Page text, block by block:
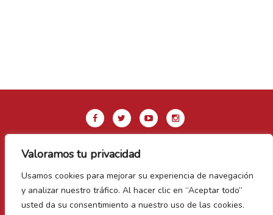
Valoramos tu privacidad
Usamos cookies para mejorar su experiencia de navegación
y analizar nuestro tráfico. Al hacer clic en “Aceptar todo”
usted da su consentimiento a nuestro uso de las cookies.
Aviso legal y Política de privacidad
Política de Cookies
Contacto